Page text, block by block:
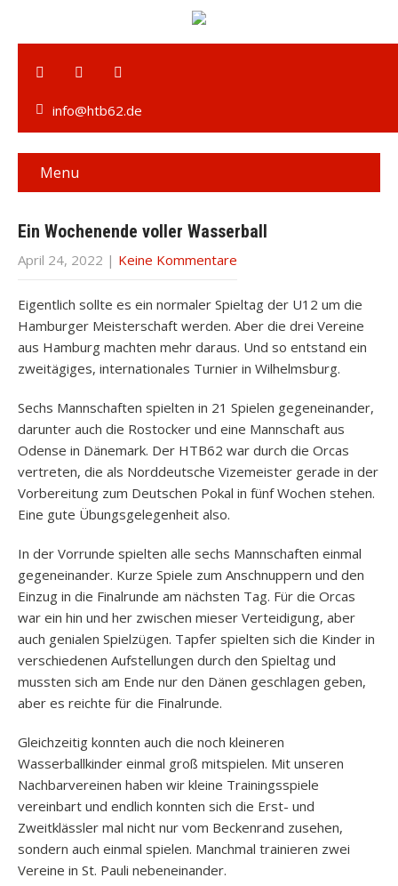
info@htb62.de
Menu
Ein Wochenende voller Wasserball
April 24, 2022 | Keine Kommentare
Eigentlich sollte es ein normaler Spieltag der U12 um die
Hamburger Meisterschaft werden. Aber die drei Vereine
aus Hamburg machten mehr daraus. Und so entstand ein
zweitägiges, internationales Turnier in Wilhelmsburg.
Sechs Mannschaften spielten in 21 Spielen gegeneinander,
darunter auch die Rostocker und eine Mannschaft aus
Odense in Dänemark. Der HTB62 war durch die Orcas
vertreten, die als Norddeutsche Vizemeister gerade in der
Vorbereitung zum Deutschen Pokal in fünf Wochen stehen.
Eine gute Übungsgelegenheit also.
In der Vorrunde spielten alle sechs Mannschaften einmal
gegeneinander. Kurze Spiele zum Anschnuppern und den
Einzug in die Finalrunde am nächsten Tag. Für die Orcas
war ein hin und her zwischen mieser Verteidigung, aber
auch genialen Spielzügen. Tapfer spielten sich die Kinder in
verschiedenen Aufstellungen durch den Spieltag und
mussten sich am Ende nur den Dänen geschlagen geben,
aber es reichte für die Finalrunde.
Gleichzeitig konnten auch die noch kleineren
Wasserballkinder einmal groß mitspielen. Mit unseren
Nachbarvereinen haben wir kleine Trainingsspiele
vereinbart und endlich konnten sich die Erst- und
Zweitklässler mal nicht nur vom Beckenrand zusehen,
sondern auch einmal spielen. Manchmal trainieren zwei
Vereine in St. Pauli nebeneinander.